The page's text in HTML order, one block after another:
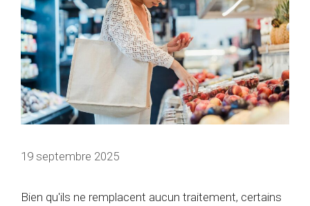
19 septembre 2025
Bien qu'ils ne remplacent aucun traitement, certains